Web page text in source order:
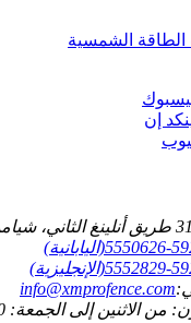
الشمسية
إن
info@xmprofence.com